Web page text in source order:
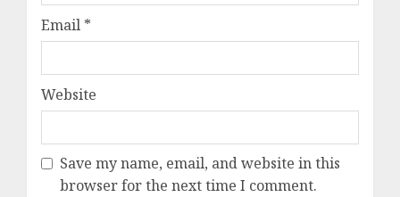
Email *
Website
Save my name, email, and website in this
browser for the next time I comment.